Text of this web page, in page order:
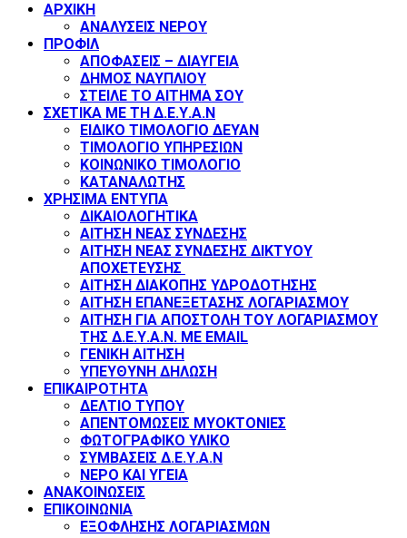
ΑΡΧΙΚΗ
ΑΝΑΛΥΣΕΙΣ ΝΕΡΟΥ
ΠΡΟΦΙΛ
ΑΠΟΦΑΣΕΙΣ – ΔΙΑΥΓΕΙΑ
ΔΗΜΟΣ ΝΑΥΠΛΙΟΥ
ΣΤΕΙΛΕ ΤΟ ΑΙΤΗΜΑ ΣΟΥ
ΣΧΕΤΙΚΑ ΜΕ ΤΗ Δ.Ε.Υ.Α.Ν
ΕΙΔΙΚΟ ΤΙΜΟΛΟΓΙΟ ΔΕΥΑΝ
ΤΙΜΟΛΟΓΙΟ ΥΠΗΡΕΣΙΩΝ
ΚΟΙΝΩΝΙΚΟ ΤΙΜΟΛΟΓΙΟ
ΚΑΤΑΝΑΛΩΤΗΣ
ΧΡΗΣΙΜΑ ΕΝΤΥΠΑ
ΔΙΚΑΙΟΛΟΓΗΤΙΚΑ
ΑΙΤΗΣΗ ΝΕΑΣ ΣΥΝΔΕΣΗΣ
ΑΙΤΗΣΗ ΝΕΑΣ ΣΥΝΔΕΣΗΣ ΔΙΚΤΥΟΥ
ΑΠΟΧΕΤΕΥΣΗΣ
ΑΙΤΗΣΗ ΔΙΑΚΟΠΗΣ ΥΔΡΟΔΟΤΗΣΗΣ
ΑΙΤΗΣΗ ΕΠΑΝΕΞΕΤΑΣΗΣ ΛΟΓΑΡΙΑΣΜΟΥ
ΑΙΤΗΣΗ ΓΙΑ ΑΠΟΣΤΟΛΗ ΤΟΥ ΛΟΓΑΡΙΑΣΜΟΥ
ΤΗΣ Δ.Ε.Υ.Α.Ν. ΜΕ EMAIL
ΓΕΝΙΚΗ ΑΙΤΗΣΗ
ΥΠΕΥΘΥΝΗ ΔΗΛΩΣΗ
ΕΠΙΚΑΙΡΟΤΗΤΑ
ΔΕΛΤΙΟ ΤΥΠΟΥ
ΑΠΕΝΤΟΜΩΣΕΙΣ ΜΥΟΚΤΟΝΙΕΣ
ΦΩΤΟΓΡΑΦΙΚΟ ΥΛΙΚΟ
ΣΥΜΒΑΣΕΙΣ Δ.Ε.Υ.Α.Ν
ΝΕΡΟ ΚΑΙ ΥΓΕΙΑ
ΑΝΑΚΟΙΝΩΣΕΙΣ
ΕΠΙΚΟΙΝΩΝΙΑ
ΕΞΟΦΛΗΣΗΣ ΛΟΓΑΡΙΑΣΜΩΝ